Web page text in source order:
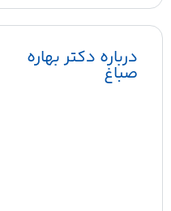
درباره دکتر بهاره
صباغ